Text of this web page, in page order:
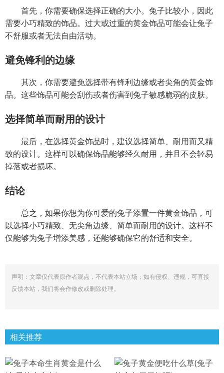
首先，你需要确保选择正确的大小。兔子比较小，因此
需要小巧精致的饰品。过大或过重的黄金饰品可能会让兔子
不舒服或者无法自由活动。
避免锋利的边缘
其次，你需要避免选择带有锋利边缘或者尖角的黄金饰
品。这些饰品可能会刮伤或者伤害到兔子敏感脆弱的皮肤。
选择简单而耐用的设计
最后，在选择黄金饰品时，建议选择简单、耐用而又精
致的设计。这样可以确保饰品能够经久耐用，并且不会轻易
掉落或者损坏。
结论
总之，如果你想为你可爱的兔子添置一件黄金饰品，可
以选择小巧精致、无尖角边缘、简单而耐用的设计。这样不
仅能够为兔子增添美感，还能够确保它的舒适和安全。
声明：文章仅代表原作者观点，不代表本站立场；如有侵权、违规，可直接
反馈本站，我们将会作修改或删除处理。
相关推荐